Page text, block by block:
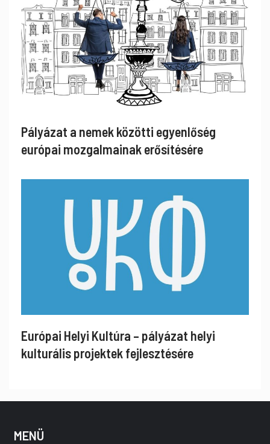
Pályázat a nemek közötti egyenlőség
európai mozgalmainak erősítésére
Európai Helyi Kultúra – pályázat helyi
kulturális projektek fejlesztésére
MENÜ